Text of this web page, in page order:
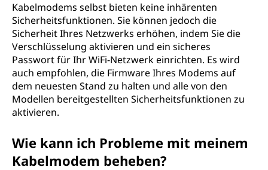
Kabelmodems selbst bieten keine inhärenten
Sicherheitsfunktionen. Sie können jedoch die
Sicherheit Ihres Netzwerks erhöhen, indem Sie die
Verschlüsselung aktivieren und ein sicheres
Passwort für Ihr WiFi-Netzwerk einrichten. Es wird
auch empfohlen, die Firmware Ihres Modems auf
dem neuesten Stand zu halten und alle von den
Modellen bereitgestellten Sicherheitsfunktionen zu
aktivieren.
Wie kann ich Probleme mit meinem
Kabelmodem beheben?